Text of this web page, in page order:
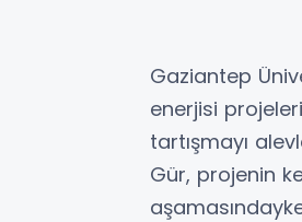
Gaziantep
enerjisi
tartışmayı
Gür, projenin